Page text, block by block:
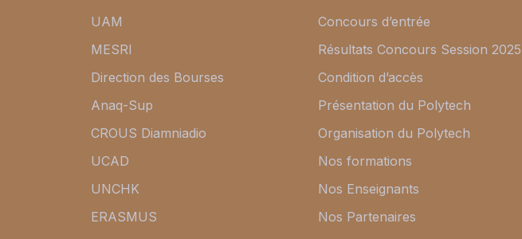
UAM
MESRI
Direction des Bourses
Anaq-Sup
CROUS Diamniadio
UCAD
UNCHK
ERASMUS
Concours d’entrée
Résultats Concours Session 2025
Condition d’accès
Présentation du Polytech
Organisation du Polytech
Nos formations
Nos Enseignants
Nos Partenaires